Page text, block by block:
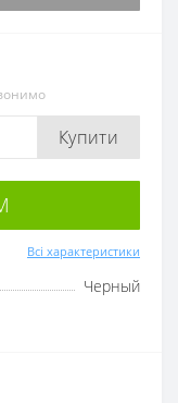
Купити
Всі характеристики
Черный